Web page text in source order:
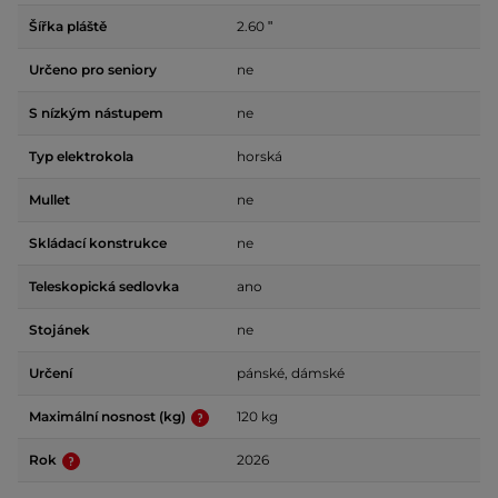
Šířka pláště 2.60 ʺ
Určeno pro seniory ne
S nízkým nástupem ne
Typ elektrokola horská
Mullet ne
Skládací konstrukce ne
Teleskopická sedlovka ano
Stojánek ne
Určení pánské, dámské
Maximální nosnost (kg) 120 kg
Rok 2026